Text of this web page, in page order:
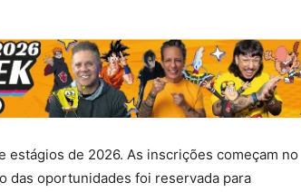
estágios de 2026. As inscrições começam no
das oportunidades foi reservada para